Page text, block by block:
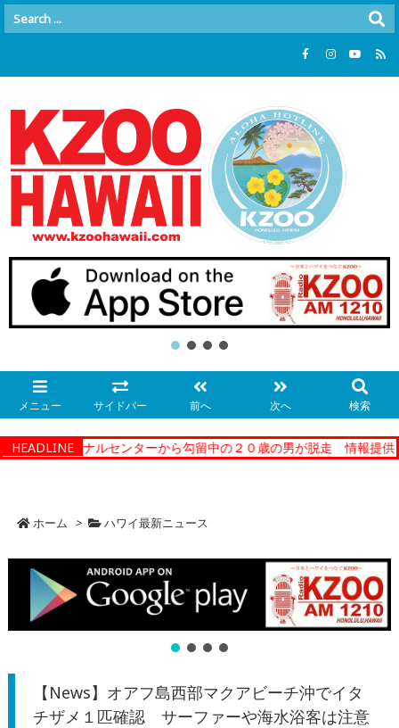
メニュー サイドバー 前へ 次へ 検索
HEADLINE
コレクショナルセンターから勾留中の２０歳の男が脱走 情報提供
ホーム > ハワイ最新ニュース
【News】オアフ島西部マクアビーチ沖でイタ
チザメ１匹確認 サーファーや海水浴客は注意